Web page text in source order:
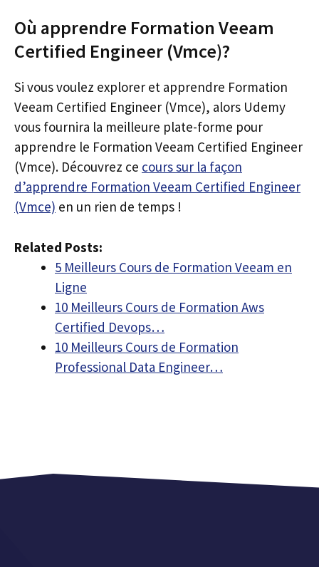
Où apprendre Formation Veeam
Certified Engineer (Vmce)?
Si vous voulez explorer et apprendre Formation
Veeam Certified Engineer (Vmce), alors Udemy
vous fournira la meilleure plate-forme pour
apprendre le Formation Veeam Certified Engineer
(Vmce). Découvrez ce cours sur la façon
d’apprendre Formation Veeam Certified Engineer
(Vmce) en un rien de temps !
Related Posts:
5 Meilleurs Cours de Formation Veeam en
Ligne
10 Meilleurs Cours de Formation Aws
Certified Devops…
10 Meilleurs Cours de Formation
Professional Data Engineer…